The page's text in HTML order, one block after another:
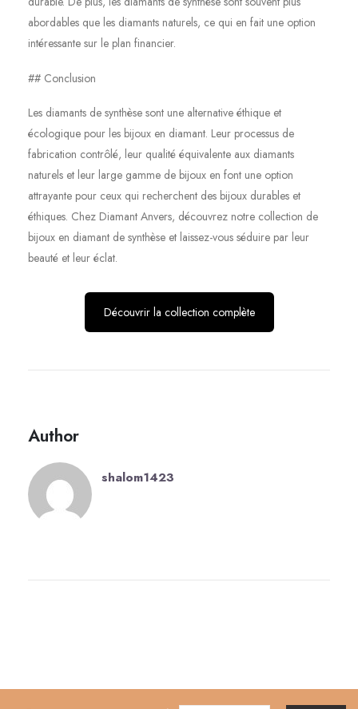
abordables que les diamants naturels, ce qui en fait une option
intéressante sur le plan financier.
## Conclusion
Les diamants de synthèse sont une alternative éthique et
écologique pour les bijoux en diamant. Leur processus de
fabrication contrôlé, leur qualité équivalente aux diamants
naturels et leur large gamme de bijoux en font une option
attrayante pour ceux qui recherchent des bijoux durables et
éthiques. Chez Diamant Anvers, découvrez notre collection de
bijoux en diamant de synthèse et laissez-vous séduire par leur
beauté et leur éclat.
Découvrir la collection complète
Author
shalom1423